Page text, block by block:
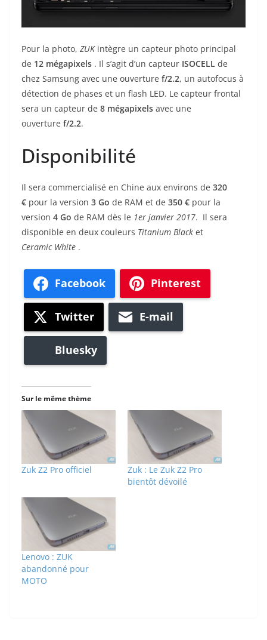
Pour la photo, ZUK intègre un capteur photo principal
de 12 mégapixels . Il s’agit d’un capteur ISOCELL de
chez Samsung avec une ouverture f/2.2, un autofocus à
détection de phases et un flash LED. Le capteur frontal
sera un capteur de 8 mégapixels avec une
ouverture f/2.2.
Disponibilité
Il sera commercialisé en Chine aux environs de 320
€ pour la version 3 Go de RAM et de 350 € pour la
version 4 Go de RAM dès le 1er janvier 2017. Il sera
disponible en deux couleurs Titanium Black et
Ceramic White .
Facebook Pinterest
Twitter E-mail
Bluesky
Sur le même thème
Zuk Z2 Pro officiel
Zuk : Le Zuk Z2 Pro
bientôt dévoilé
Lenovo : ZUK
abandonné pour
MOTO